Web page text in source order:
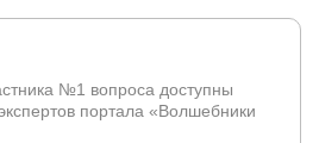
№1 вопроса доступны
портала «Волшебники